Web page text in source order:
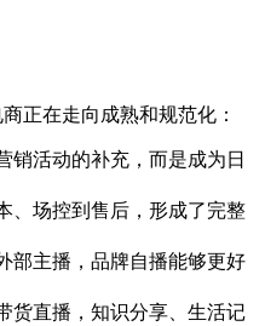
正在走向成熟和规范化：
销活动的补充，而是成为日
、场控到售后，形成了完整
部主播，品牌自播能够更好
货直播，知识分享、生活记